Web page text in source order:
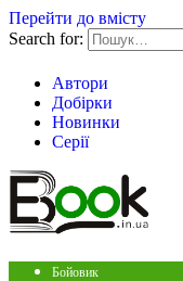
Перейти до вмісту
Search for:
Автори
Добірки
Новинки
Серії
Бойовик